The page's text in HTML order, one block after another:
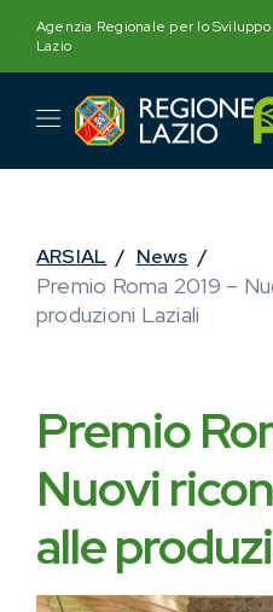
content
Agenzia Regionale per lo
Lazio
ARSIAL / News /
Premio Roma 2019 –
produzioni Laziali
Premio
Nuovi
alle